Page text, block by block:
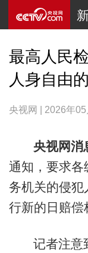
最高人民
人身自由
央视网 | 2026年
央视网消
通知，要求各
务机关的侵犯
行新的日赔偿
记者注意